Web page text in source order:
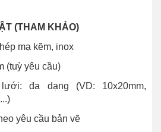
(THAM KHẢO)
mạ kẽm, inox
(tuỳ yêu cầu)
đa dạng (VD: 10x20mm,
yêu cầu bản vẽ